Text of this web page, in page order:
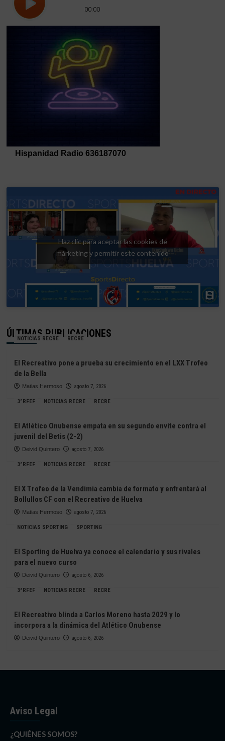
Haz clic para aceptar las cookies de
márketing y permitir este contenido
ÚLTIMAS PUBLICACIONES
NOTICIAS RECRE RECRE
El Recreativo pone a prueba su crecimiento en el LXX Trofeo
de la Bella
Matias Hermoso agosto 7, 2026
3ªRFEF NOTICIAS RECRE RECRE
El Atlético Onubense empata en su segundo envite contra el
juvenil del Betis (2-2)
Deivid Quintero agosto 7, 2026
3ªRFEF NOTICIAS RECRE RECRE
El X Trofeo de la Vendimia cambia de formato y enfrentará al
Bollullos CF con el Recreativo de Huelva
Matias Hermoso agosto 7, 2026
NOTICIAS SPORTING SPORTING
El Sporting de Huelva ya conoce el calendario y sus rivales
para el nuevo curso
Deivid Quintero agosto 6, 2026
3ªRFEF NOTICIAS RECRE RECRE
El Recreativo blinda a Carlos Moreno hasta 2029 y lo
incorpora a la dinámica del Atlético Onubense
Deivid Quintero agosto 6, 2026
Aviso Legal
¿QUIÉNES SOMOS?